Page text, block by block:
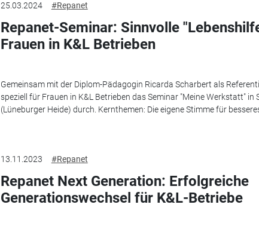
25.03.2024 #Repanet
Repanet-Seminar: Sinnvolle
Frauen in K&L Betrieben
Gemeinsam mit der Diplom-Pädagogin Ricarda Scharbert als
speziell für Frauen in K&L Betrieben das Seminar "Meine Werkstatt" in
(Lüneburger Heide) durch. Kernthemen: Die eigene Stimme für
13.11.2023 #Repanet
Repanet Next Generation: Erfolgreiche
Generationswechsel für K&L-Betriebe